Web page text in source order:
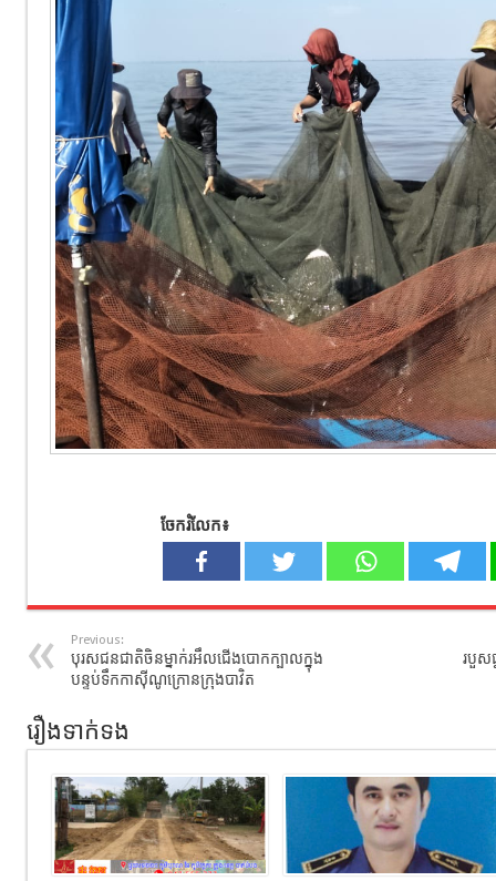
ចែករំលែក៖
Previous:
បុរសជនជាតិចិនម្នាក់រអឹលជើងបោកក្បាលក្នុង
បន្ទប់ទឹកកាស៊ីណូក្រោនក្រុងបាវិត
របួស​
រឿងទាក់ទង